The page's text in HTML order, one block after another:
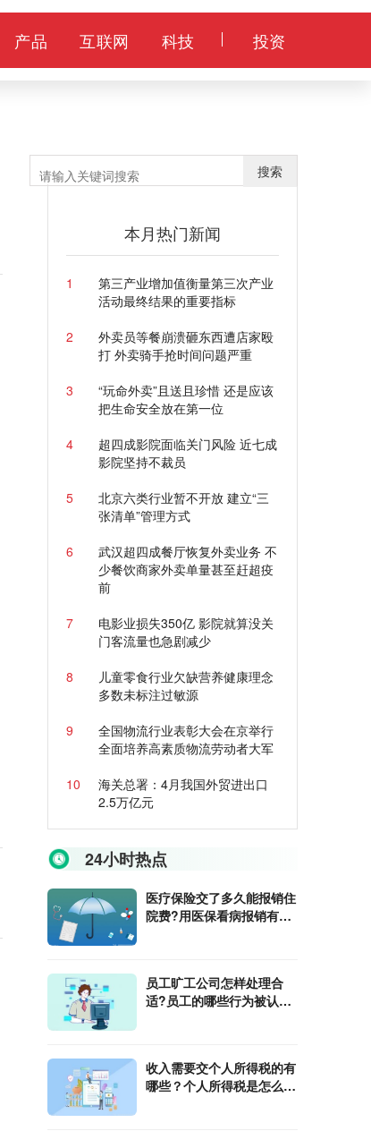
产品 互联网 科技 投资
搜索
本月热门新闻
1
第三产业增加值衡量第三次产业
活动最终结果的重要指标
2
外卖员等餐崩溃砸东西遭店家殴
打 外卖骑手抢时间问题严重
3
“玩命外卖”且送且珍惜 还是应该
把生命安全放在第一位
4
超四成影院面临关门风险 近七成
影院坚持不裁员
5
北京六类行业暂不开放 建立“三
张清单”管理方式
6
武汉超四成餐厅恢复外卖业务 不
少餐饮商家外卖单量甚至赶超疫
前
7
电影业损失350亿 影院就算没关
门客流量也急剧减少
8
儿童零食行业欠缺营养健康理念
多数未标注过敏源
9
全国物流行业表彰大会在京举行
全面培养高素质物流劳动者大军
10
海关总署：4月我国外贸进出口
2.5万亿元
24小时热点
医疗保险交了多久能报销住
院费?用医保看病报销有起
员工旷工公司怎样处理合
适?员工的哪些行为被认定
收入需要交个人所得税的有
哪些？个人所得税是怎么计